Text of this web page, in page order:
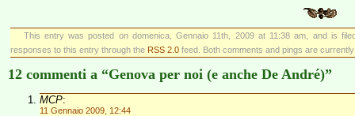
This entry was posted on domenica, Gennaio 11th, 2009 at 11:38 am, and is
responses to this entry through the RSS 2.0 feed. Both comments and pings are
12 commenti a “Genova per noi (e anche De André)”
MCP:
11 Gennaio 2009, 12:44